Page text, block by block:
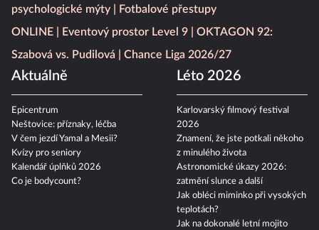
psychologické mýty
Fotbalové přestupy
ONLINE
Eventový prostor Level 9
OKTAGON 92:
Szabová vs. Pudilová
Chance Liga 2026/27
Aktuálně
Epicentrum
Neštovice: příznaky, léčba
V čem jezdí Yamal a Mesii?
Kvízy pro seniory
Kalendář úplňků 2026
Co je bodycount?
Léto 2026
Karlovarský filmový festival
2026
Znamení, že jste potkali někoho
z minulého života
Astronomické úkazy 2026:
zatmění slunce a další
Jak obléci miminko při vysokých
teplotách?
Jak na dokonalé letní mojito